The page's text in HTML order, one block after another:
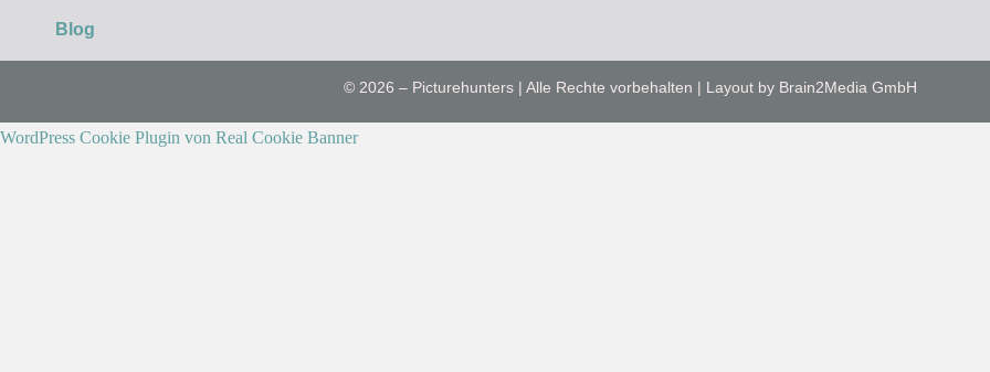
Blog
© 2026 – Picturehunters | Alle Rechte vorbehalten | Layout by Brain2Media GmbH
WordPress Cookie Plugin von Real Cookie Banner